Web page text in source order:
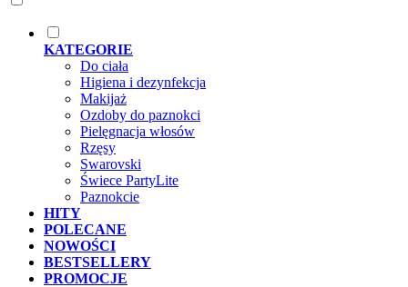
KATEGORIE
Do ciała
Higiena i dezynfekcja
Makijaż
Ozdoby do paznokci
Pielęgnacja włosów
Rzęsy
Swarovski
Świece PartyLite
Paznokcie
HITY
POLECANE
NOWOŚCI
BESTSELLERY
PROMOCJE